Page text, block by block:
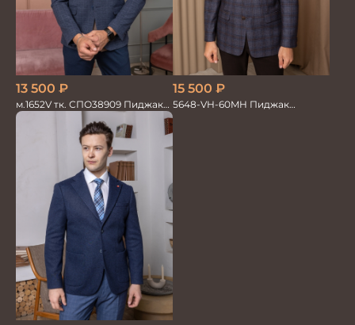
13 500 ₽
м.1652V тк. СПО38909 Пиджак
мужской трикотажный
15 500 ₽
5648-VH-60MH Пиджак